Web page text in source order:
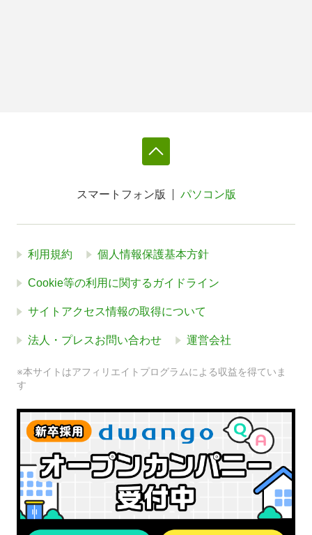
スマートフォン版 パソコン版
利用規約 個人情報保護基本方針
Cookie等の利用に関するガイドライン
サイトアクセス情報の取得について
法人・プレスお問い合わせ 運営会社
※本サイトはアフィリエイトプログラムによる収益を得ていま
す